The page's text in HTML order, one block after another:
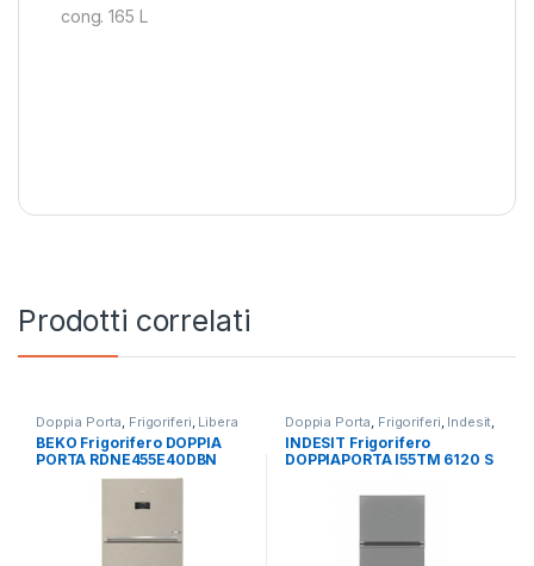
cong. 165 L
Prodotti correlati
Doppia Porta Frigoriferi Libera
Installazione
BEKO Frigorifero DOPPIA
PORTA RDNE455E40DBN
TOTAL NO FROST
Doppia Porta Frigoriferi Indesit
Libera Installazione
INDESIT Frigorifero
DOPPIAPORTA I55TM 6120 S